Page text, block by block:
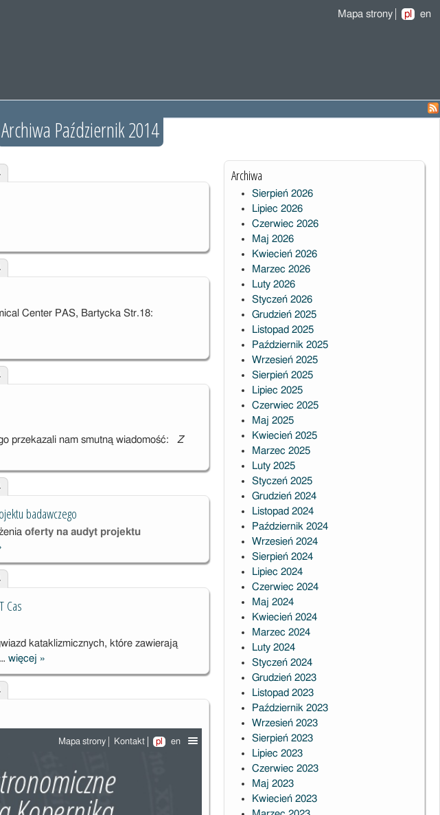
Mapa strony pl en
Archiwa Październik 2014
Center PAS, Bartycka Str.18:
przekazali nam smutną wiadomość: Z
badawczego
oferty na audyt projektu
do
ofert
audytu
Cas
kataklizmicznych, które zawierają
więcej Manifestacja
gorącej plamy
»
Archiwa
Sierpień 2026
Lipiec 2026
Czerwiec 2026
Maj 2026
Kwiecień 2026
Marzec 2026
Luty 2026
Styczeń 2026
Grudzień 2025
Listopad 2025
Październik 2025
Wrzesień 2025
Sierpień 2025
Lipiec 2025
Czerwiec 2025
Maj 2025
Kwiecień 2025
Marzec 2025
Luty 2025
Styczeń 2025
Grudzień 2024
Listopad 2024
Październik 2024
Wrzesień 2024
Sierpień 2024
Lipiec 2024
Czerwiec 2024
Maj 2024
Kwiecień 2024
Marzec 2024
Luty 2024
Styczeń 2024
Grudzień 2023
Listopad 2023
Październik 2023
Wrzesień 2023
Sierpień 2023
Lipiec 2023
Czerwiec 2023
Maj 2023
Kwiecień 2023